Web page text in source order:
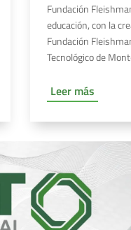
Fundación
educación, con la
Fundación
Tecnológico de
Leer más